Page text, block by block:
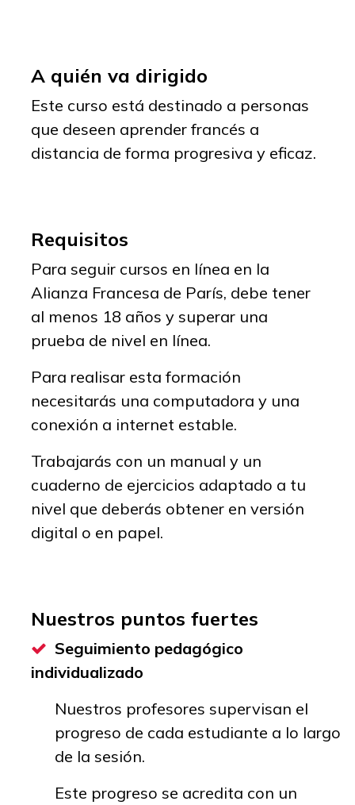
A quién va dirigido
Este curso está destinado a personas
que deseen aprender francés a
distancia de forma progresiva y eficaz.
Requisitos
Para seguir cursos en línea en la
Alianza Francesa de París, debe tener
al menos 18 años y superar una
prueba de nivel en línea.
Para realisar esta formación
necesitarás una computadora y una
conexión a internet estable.
Trabajarás con un manual y un
cuaderno de ejercicios adaptado a tu
nivel que deberás obtener en versión
digital o en papel.
Nuestros puntos fuertes
Seguimiento pedagógico
individualizado
Nuestros profesores supervisan el
progreso de cada estudiante a lo largo
de la sesión.
Este progreso se acredita con un